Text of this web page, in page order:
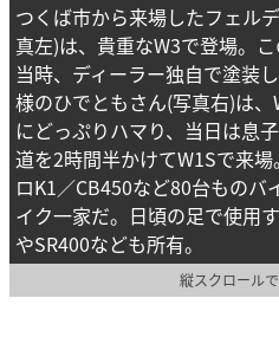
つくば市から来場したフェル
真左)は、貴重なW3で登場。
当時、ディーラー独自で塗装
様のひでともさん(写真右)は
にどっぷりハマり、当日は息
道を2時間半かけてW1Sで来
ロK1／CB450など80台ものバ
イク一家だ。日頃の足で使用
やSR400なども所有。
縦スクロール